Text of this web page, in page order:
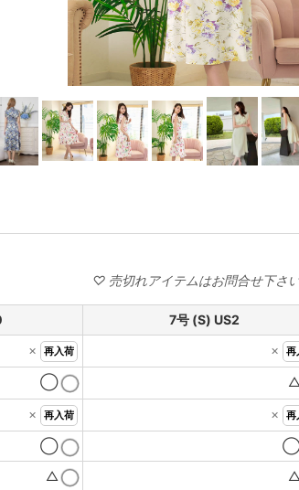
7号 (S) US2
×
再入荷 × 再
◯ △
× 再入荷 × 再
◯
△
△